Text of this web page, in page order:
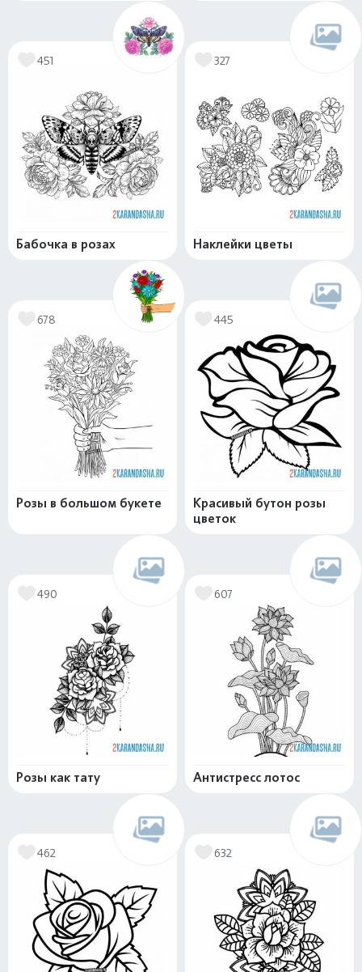
451
Бабочка в розах
327
Наклейки цветы
678
Розы в большом букете
445
Красивый бутон розы
цветок
490
Розы как тату
607
Антистресс лотос
462 632